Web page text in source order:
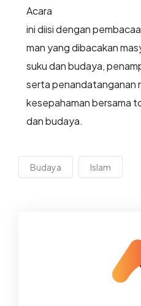
Acara
ini diisi dengan
man yang dibacakan
suku dan budaya,
serta penandatanganan
kesepahaman bersama
dan budaya.
Budaya Islam